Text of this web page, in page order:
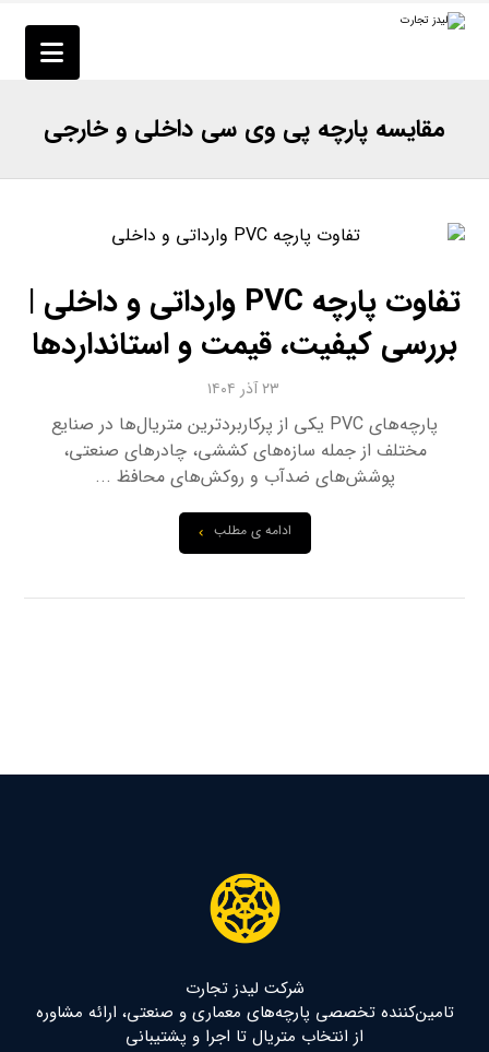
مقایسه پارچه پی وی سی داخلی و خارجی
تفاوت پارچه PVC وارداتی و داخلی |
بررسی کیفیت، قیمت و استانداردها
۲۳ آذر ۱۴۰۴
پارچه‌های PVC یکی از پرکاربردترین متریال‌ها در صنایع
مختلف از جمله سازه‌های کششی، چادرهای صنعتی،
پوشش‌های ضدآب و روکش‌های محافظ ...
ادامه ی مطلب
شرکت لیدز تجارت
تامین‌کننده تخصصی پارچه‌های معماری و صنعتی، ارائه مشاوره
از انتخاب متریال تا اجرا و پشتیبانی